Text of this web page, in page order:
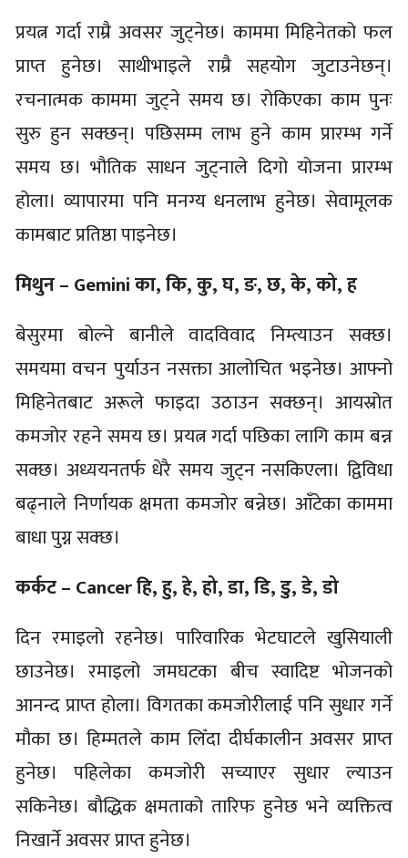
प्रयत्न गर्दा राम्रै अवसर जुट्नेछ। काममा मिहिनेतको फल
प्राप्त हुनेछ। साथीभाइले राम्रै सहयोग जुटाउनेछन्।
रचनात्मक काममा जुट्ने समय छ। रोकिएका काम पुनः
सुरु हुन सक्छन्। पछिसम्म लाभ हुने काम प्रारम्भ गर्ने
समय छ। भौतिक साधन जुट्नाले दिगो योजना प्रारम्भ
होला। व्यापारमा पनि मनग्य धनलाभ हुनेछ। सेवामूलक
कामबाट प्रतिष्ठा पाइनेछ।
मिथुन – Gemini का, कि, कु, घ, ङ, छ, के, को, ह
बेसुरमा बोल्ने बानीले वादविवाद निम्त्याउन सक्छ।
समयमा वचन पुर्याउन नसक्ता आलोचित भइनेछ। आफ्नो
मिहिनेतबाट अरूले फाइदा उठाउन सक्छन्। आयस्रोत
कमजोर रहने समय छ। प्रयत्न गर्दा पछिका लागि काम बन्न
सक्छ। अध्ययनतर्फ धेरै समय जुट्न नसकिएला। द्विविधा
बढ्नाले निर्णायक क्षमता कमजोर बन्नेछ। आँटेका काममा
बाधा पुग्न सक्छ।
कर्कट – Cancer हि, हु, हे, हो, डा, डि, डु, डे, डो
दिन रमाइलो रहनेछ। पारिवारिक भेटघाटले खुसियाली
छाउनेछ। रमाइलो जमघटका बीच स्वादिष्ट भोजनको
आनन्द प्राप्त होला। विगतका कमजोरीलाई पनि सुधार गर्ने
मौका छ। हिम्मतले काम लिँदा दीर्घकालीन अवसर प्राप्त
हुनेछ। पहिलेका कमजोरी सच्याएर सुधार ल्याउन
सकिनेछ। बौद्धिक क्षमताको तारिफ हुनेछ भने व्यक्तित्व
निखार्ने अवसर प्राप्त हुनेछ।